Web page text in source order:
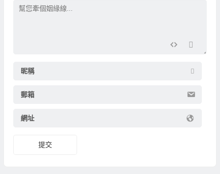
昵稱
郵箱
網址
提交